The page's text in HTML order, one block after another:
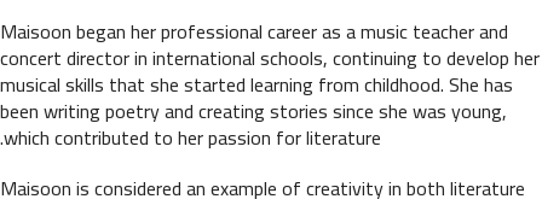
Maisoon began her professional career as a music teacher and
concert director in international schools, continuing to develop her
musical skills that she started learning from childhood. She has
been writing poetry and creating stories since she was young,
which contributed to her passion for literature.
Maisoon is considered an example of creativity in both literature